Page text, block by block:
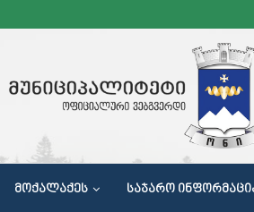
ᲛᲝᲥᲐᲚᲐᲥᲔᲡ ᲡᲐᲯᲐᲠᲝ